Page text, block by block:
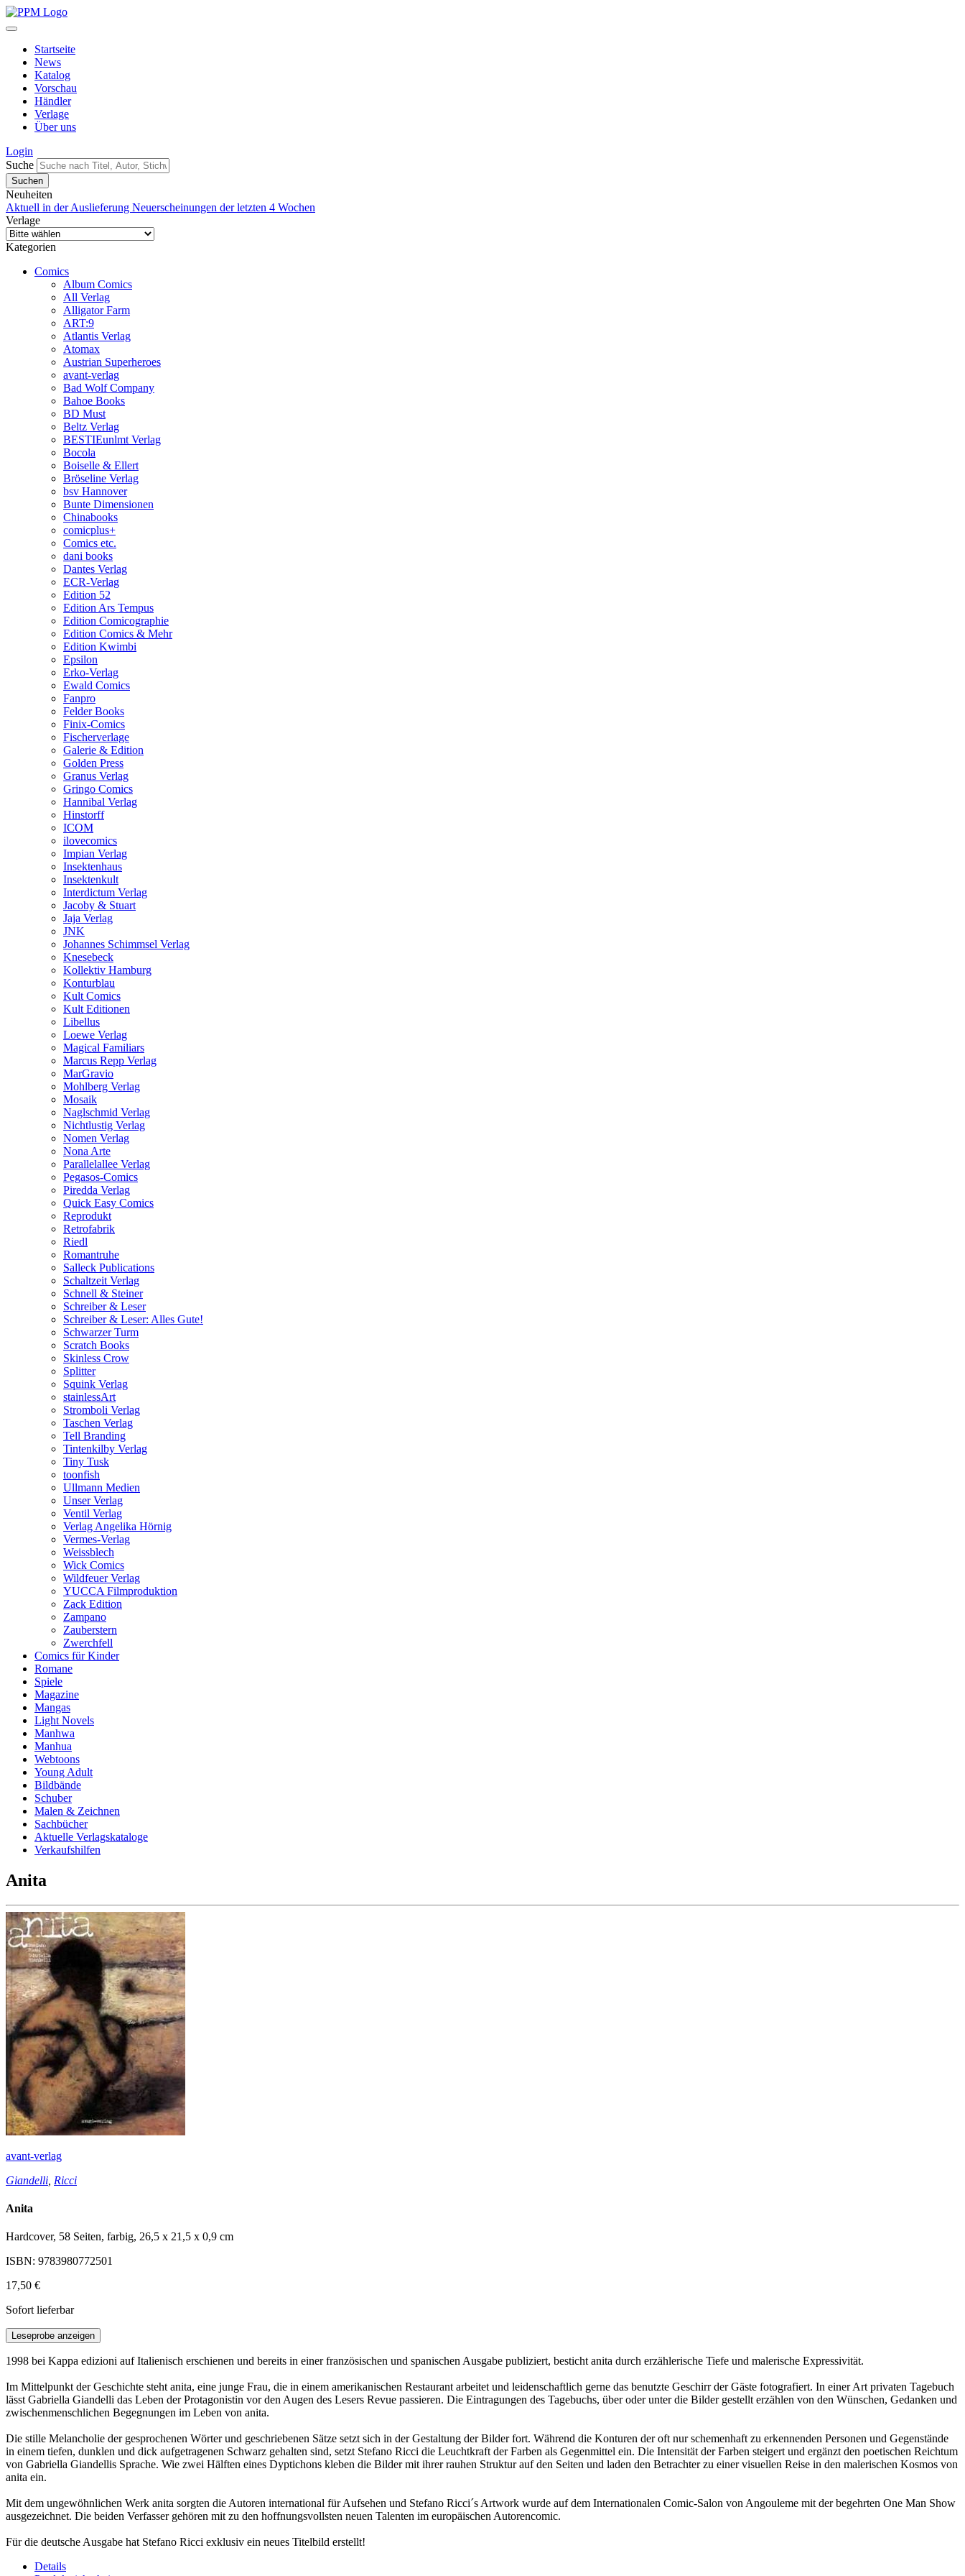
Startseite
News
Katalog
Vorschau
Händler
Verlage
Über uns
Login
Suche
Neuheiten
Aktuell in der Auslieferung Neuerscheinungen der letzten 4 Wochen
Verlage
Kategorien
Comics
Album Comics
All Verlag
Alligator Farm
ART:9
Atlantis Verlag
Atomax
Austrian Superheroes
avant-verlag
Bad Wolf Company
Bahoe Books
BD Must
Beltz Verlag
BESTIEunlmt Verlag
Bocola
Boiselle & Ellert
Bröseline Verlag
bsv Hannover
Bunte Dimensionen
Chinabooks
comicplus+
Comics etc.
dani books
Dantes Verlag
ECR-Verlag
Edition 52
Edition Ars Tempus
Edition Comicographie
Edition Comics & Mehr
Edition Kwimbi
Epsilon
Erko-Verlag
Ewald Comics
Fanpro
Felder Books
Finix-Comics
Fischerverlage
Galerie & Edition
Golden Press
Granus Verlag
Gringo Comics
Hannibal Verlag
Hinstorff
ICOM
ilovecomics
Impian Verlag
Insektenhaus
Insektenkult
Interdictum Verlag
Jacoby & Stuart
Jaja Verlag
JNK
Johannes Schimmsel Verlag
Knesebeck
Kollektiv Hamburg
Konturblau
Kult Comics
Kult Editionen
Libellus
Loewe Verlag
Magical Familiars
Marcus Repp Verlag
MarGravio
Mohlberg Verlag
Mosaik
Naglschmid Verlag
Nichtlustig Verlag
Nomen Verlag
Nona Arte
Parallelallee Verlag
Pegasos-Comics
Piredda Verlag
Quick Easy Comics
Reprodukt
Retrofabrik
Riedl
Romantruhe
Salleck Publications
Schaltzeit Verlag
Schnell & Steiner
Schreiber & Leser
Schreiber & Leser: Alles Gute!
Schwarzer Turm
Scratch Books
Skinless Crow
Splitter
Squink Verlag
stainlessArt
Stromboli Verlag
Taschen Verlag
Tell Branding
Tintenkilby Verlag
Tiny Tusk
toonfish
Ullmann Medien
Unser Verlag
Ventil Verlag
Verlag Angelika Hörnig
Vermes-Verlag
Weissblech
Wick Comics
Wildfeuer Verlag
YUCCA Filmproduktion
Zack Edition
Zampano
Zauberstern
Zwerchfell
Comics für Kinder
Romane
Spiele
Magazine
Mangas
Light Novels
Manhwa
Manhua
Webtoons
Young Adult
Bildbände
Schuber
Malen & Zeichnen
Sachbücher
Aktuelle Verlagskataloge
Verkaufshilfen
Anita
avant-verlag
Giandelli Ricci
Anita
Hardcover, 58 Seiten, farbig, 26,5 x 21,5 x 0,9 cm
ISBN: 9783980772501
17,50 €
Sofort lieferbar
Leseprobe anzeigen
1998 bei Kappa edizioni auf Italienisch erschienen und bereits in einer französischen und spanischen Ausgabe publiziert, besticht anita durch erzählerische Tiefe und malerische Expressivität.
Im Mittelpunkt der Geschichte steht anita, eine junge Frau, die in einem amerikanischen Restaurant arbeitet und leidenschaftlich gerne das benutzte Geschirr der Gäste fotografiert. In einer Art privaten Tagebuch
lässt Gabriella Giandelli das Leben der Protagonistin vor den Augen des Lesers Revue passieren. Die Eintragungen des Tagebuchs, über oder unter die Bilder gestellt erzählen von den Wünschen, Gedanken und
zwischenmenschlichen Begegnungen im Leben von anita.
Die stille Melancholie der gesprochenen Wörter und geschriebenen Sätze setzt sich in der Gestaltung der Bilder fort. Während die Konturen der oft nur schemenhaft zu erkennenden Personen und Gegenstände
in einem tiefen, dunklen und dick aufgetragenen Schwarz gehalten sind, setzt Stefano Ricci die Leuchtkraft der Farben als Gegenmittel ein. Die Intensität der Farben steigert und ergänzt den poetischen Reichtum
von Gabriella Giandellis Sprache. Wie zwei Hälften eines Dyptichons kleben die Bilder mit ihrer rauhen Struktur auf den Seiten und laden den Betrachter zu einer visuellen Reise in den malerischen Kosmos von
anita ein.
Mit dem ungewöhnlichen Werk anita sorgten die Autoren international für Aufsehen und Stefano Ricci´s Artwork wurde auf dem Internationalen Comic-Salon von Angouleme mit der begehrten One Man Show
ausgezeichnet. Die beiden Verfasser gehören mit zu den hoffnungsvollsten neuen Talenten im europäischen Autorencomic.
Für die deutsche Ausgabe hat Stefano Ricci exklusiv ein neues Titelbild erstellt!
Details